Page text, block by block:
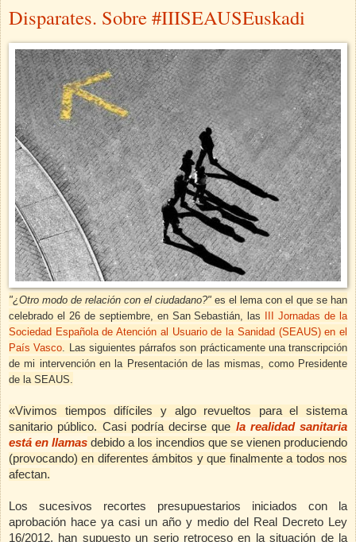
Disparates. Sobre #IIISEAUSEuskadi
"¿Otro modo de relación con el ciudadano?" es el lema con el que se han
celebrado el 26 de septiembre, en San Sebastián, las
III Jornadas de la
Sociedad Española de Atención al Usuario de la Sanidad (SEAUS) en el
País Vasco
Las siguientes párrafos son prácticamente una transcripción
de mi intervención en la Presentación de las mismas, como Presidente
de la SEAUS.
«Vivimos tiempos difíciles y algo revueltos para el sistema
sanitario público. Casi podría decirse que la realidad sanitaria
está en llamas debido a los incendios que se vienen produciendo
(provocando) en diferentes ámbitos y que finalmente a todos nos
afectan.
Los sucesivos recortes presupuestarios iniciados con la
aprobación hace ya casi un año y medio del Real Decreto Ley
16/2012, han supuesto un serio retroceso en la situación de la